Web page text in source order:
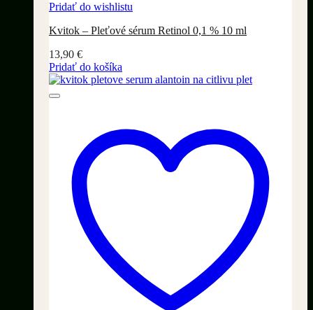
Pridať do wishlistu
Kvitok – Pleťové sérum Retinol 0,1 % 10 ml
13,90 €
Pridať do košíka